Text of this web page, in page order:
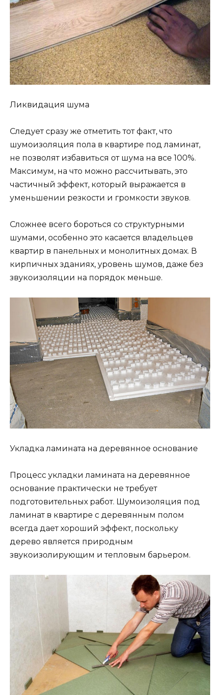
Ликвидация шума
Следует сразу же отметить тот факт, что
шумоизоляция пола в квартире под ламинат,
не позволят избавиться от шума на все 100%.
Максимум, на что можно рассчитывать, это
частичный эффект, который выражается в
уменьшении резкости и громкости звуков.
Сложнее всего бороться со структурными
шумами, особенно это касается владельцев
квартир в панельных и монолитных домах. В
кирпичных зданиях, уровень шумов, даже без
звукоизоляции на порядок меньше.
Укладка ламината на деревянное основание
Процесс укладки ламината на деревянное
основание практически не требует
подготовительных работ. Шумоизоляция под
ламинат в квартире с деревянным полом
всегда дает хороший эффект, поскольку
дерево является природным
звукоизолирующим и тепловым барьером.